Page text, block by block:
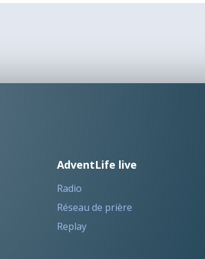
AdventLife live
Radio
Réseau de prière
Replay